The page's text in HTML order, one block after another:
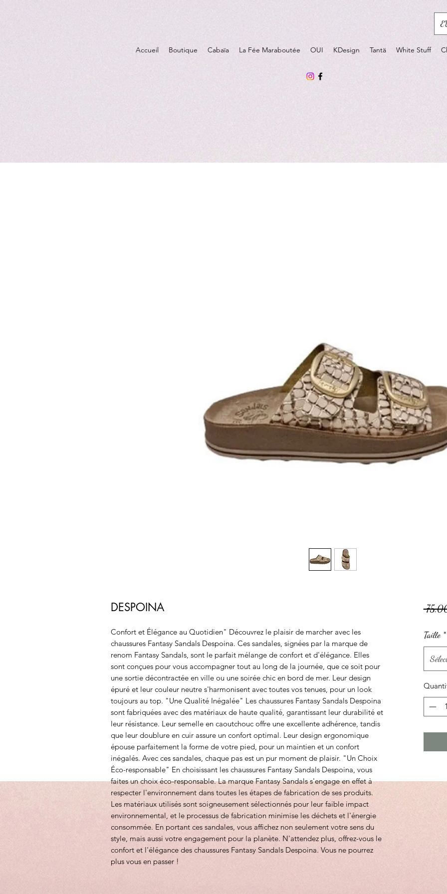
Accueil Boutique Cabaïa La Fée Maraboutée OUI KDesign Tantä White Stuff
DESPOINA
Confort et Élégance au Quotidien" Découvrez le plaisir de marcher avec les
chaussures Fantasy Sandals Despoina. Ces sandales, signées par la marque de
renom Fantasy Sandals, sont le parfait mélange de confort et d'élégance. Elles
sont conçues pour vous accompagner tout au long de la journée, que ce soit pour
une sortie décontractée en ville ou une soirée chic en bord de mer. Leur design
épuré et leur couleur neutre s'harmonisent avec toutes vos tenues, pour un look
toujours au top. "Une Qualité Inégalée" Les chaussures Fantasy Sandals Despoina
sont fabriquées avec des matériaux de haute qualité, garantissant leur durabilité et
leur résistance. Leur semelle en caoutchouc offre une excellente adhérence, tandis
que leur doublure en cuir assure un confort optimal. Leur design ergonomique
épouse parfaitement la forme de votre pied, pour un maintien et un confort
inégalés. Avec ces sandales, chaque pas est un pur moment de plaisir. "Un Choix
Éco-responsable" En choisissant les chaussures Fantasy Sandals Despoina, vous
faites un choix éco-responsable. La marque Fantasy Sandals s'engage en effet à
respecter l'environnement dans toutes les étapes de fabrication de ses produits.
Les matériaux utilisés sont soigneusement sélectionnés pour leur faible impact
environnemental, et le processus de fabrication minimise les déchets et l'énergie
consommée. En portant ces sandales, vous affichez non seulement votre sens du
style, mais aussi votre engagement pour la planète. N'attendez plus, offrez-vous le
confort et l'élégance des chaussures Fantasy Sandals Despoina. Vous ne pourrez
plus vous en passer !
Taille *